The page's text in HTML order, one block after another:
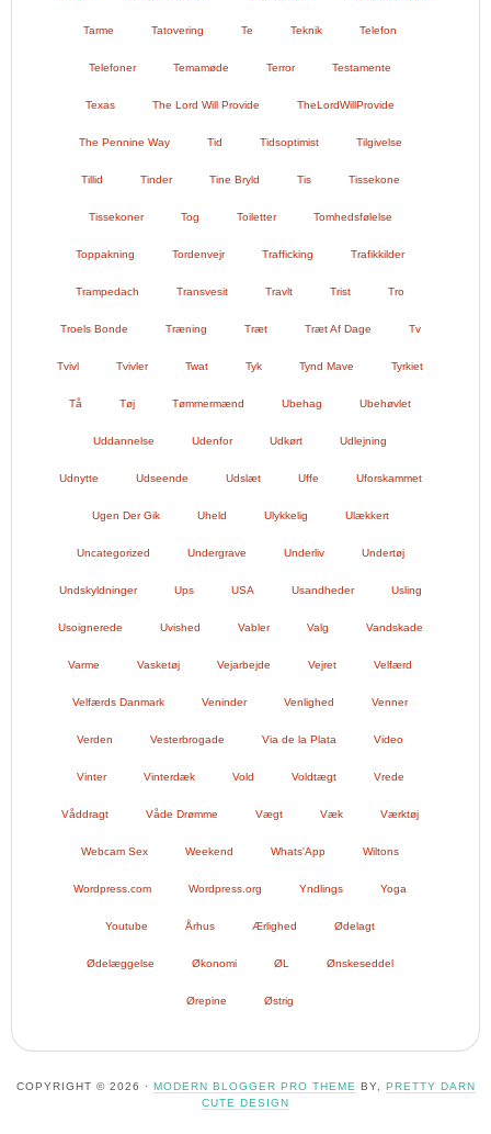
Tarme Tatovering Te Teknik Telefon
Telefoner Temamøde Terror Testamente
Texas The Lord Will Provide TheLordWillProvide
The Pennine Way Tid Tidsoptimist Tilgivelse
Tillid Tinder Tine Bryld Tis Tissekone
Tissekoner Tog Toiletter Tomhedsfølelse
Toppakning Tordenvejr Trafficking Trafikkilder
Trampedach Transvesit Travlt Trist Tro
Troels Bonde Træning Træt Træt Af Dage Tv
Tvivl Tvivler Twat Tyk Tynd Mave Tyrkiet
Tå Tøj Tømmermænd Ubehag Ubehøvlet
Uddannelse Udenfor Udkørt Udlejning
Udnytte Udseende Udslæt Uffe Uforskammet
Ugen Der Gik Uheld Ulykkelig Ulækkert
Uncategorized Undergrave Underliv Undertøj
Undskyldninger Ups USA Usandheder Usling
Usoignerede Uvished Vabler Valg Vandskade
Varme Vasketøj Vejarbejde Vejret Velfærd
Velfærds Danmark Veninder Venlighed Venner
Verden Vesterbrogade Via de la Plata Video
Vinter Vinterdæk Vold Voldtægt Vrede
Våddragt Våde Drømme Vægt Væk Værktøj
Webcam Sex Weekend Whats'App Wiltons
Wordpress.com Wordpress.org Yndlings Yoga
Youtube Århus Ærlighed Ødelagt
Ødelæggelse Økonomi ØL Ønskeseddel
Ørepine Østrig
COPYRIGHT © 2026 · MODERN BLOGGER PRO THEME BY, PRETTY DARN
CUTE DESIGN